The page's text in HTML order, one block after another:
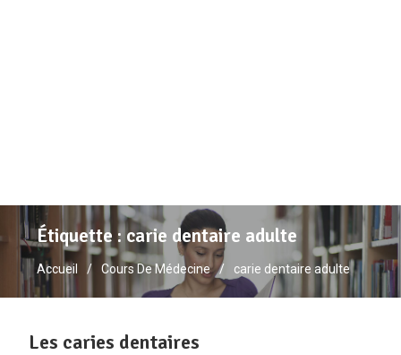
Étiquette : carie dentaire adulte
Accueil Cours De Médecine carie dentaire adulte
Les caries dentaires